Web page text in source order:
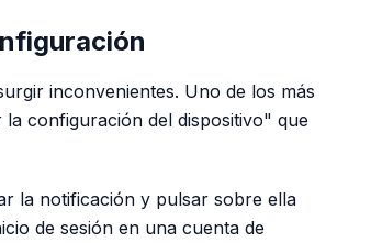
inconvenientes. Uno de los más
configuración del dispositivo" que
la notificación y pulsar sobre ella
de sesión en una cuenta de